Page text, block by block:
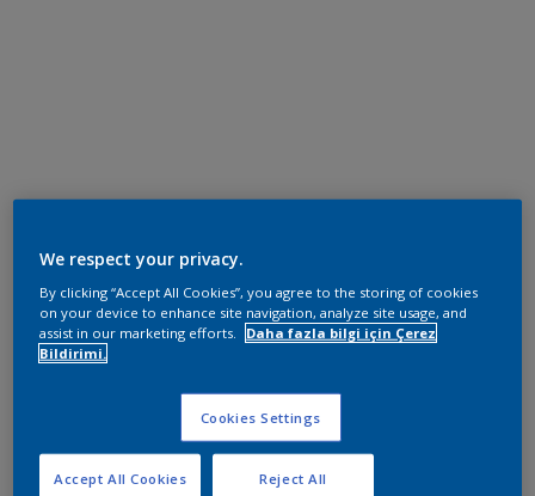
We respect your privacy.
By clicking “Accept All Cookies”, you agree to the storing of cookies
on your device to enhance site navigation, analyze site usage, and
assist in our marketing efforts.
Daha fazla bilgi için Çerez
Bildirimi.
Cookies Settings
Reject All
Accept All Cookies